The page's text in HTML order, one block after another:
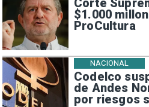
Corte
$1.000
ProCultura
Codelco
de Andes
por riesgos
NACIONAL